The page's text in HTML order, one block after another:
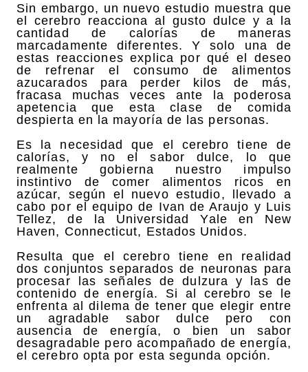
Sin embargo, un nuevo estudio muestra que
el cerebro reacciona al gusto dulce y a la
cantidad de calorías de maneras
marcadamente diferentes. Y solo una de
estas reacciones explica por qué el deseo
de refrenar el consumo de alimentos
azucarados para perder kilos de más,
fracasa muchas veces ante la poderosa
apetencia que esta clase de comida
despierta en la mayoría de las personas.
Es la necesidad que el cerebro tiene de
calorías, y no el sabor dulce, lo que
realmente gobierna nuestro impulso
instintivo de comer alimentos ricos en
azúcar, según el nuevo estudio, llevado a
cabo por el equipo de Ivan de Araujo y Luis
Tellez, de la Universidad Yale en New
Haven, Connecticut, Estados Unidos.
Resulta que el cerebro tiene en realidad
dos conjuntos separados de neuronas para
procesar las señales de dulzura y las de
contenido de energía. Si al cerebro se le
enfrenta al dilema de tener que elegir entre
un agradable sabor dulce pero con
ausencia de energía, o bien un sabor
desagradable pero acompañado de energía,
el cerebro opta por esta segunda opción.